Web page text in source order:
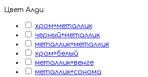
Цвет Алди
хром+металлик
черный+металлик
металлик+металлик
хром+белый
металлик+венге
металлик+сонома